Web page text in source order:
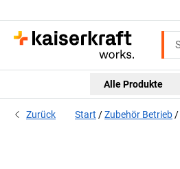
Alle Produkte
Zurück Start Zubehör Betrieb